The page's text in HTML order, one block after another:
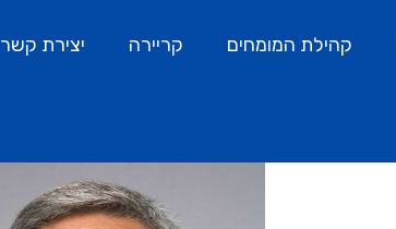
קהילת המומחים קריירה יצירת קשר